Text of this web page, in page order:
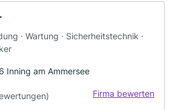
· Wartung · Sicherheitstechnik ·
Inning am Ammersee
Firma bewerten